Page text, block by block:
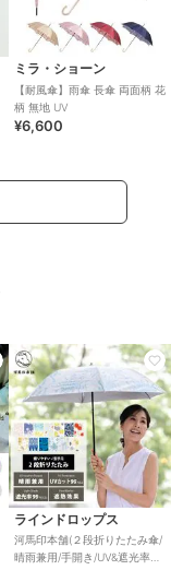
ミラ・ショーン
【耐風傘】雨傘 長傘 両面柄 花
柄 無地 UV
¥6,600
ラインドロップス
河馬印本舗(２段折りたたみ傘/
晴雨兼用/手開き/UV&遮光率